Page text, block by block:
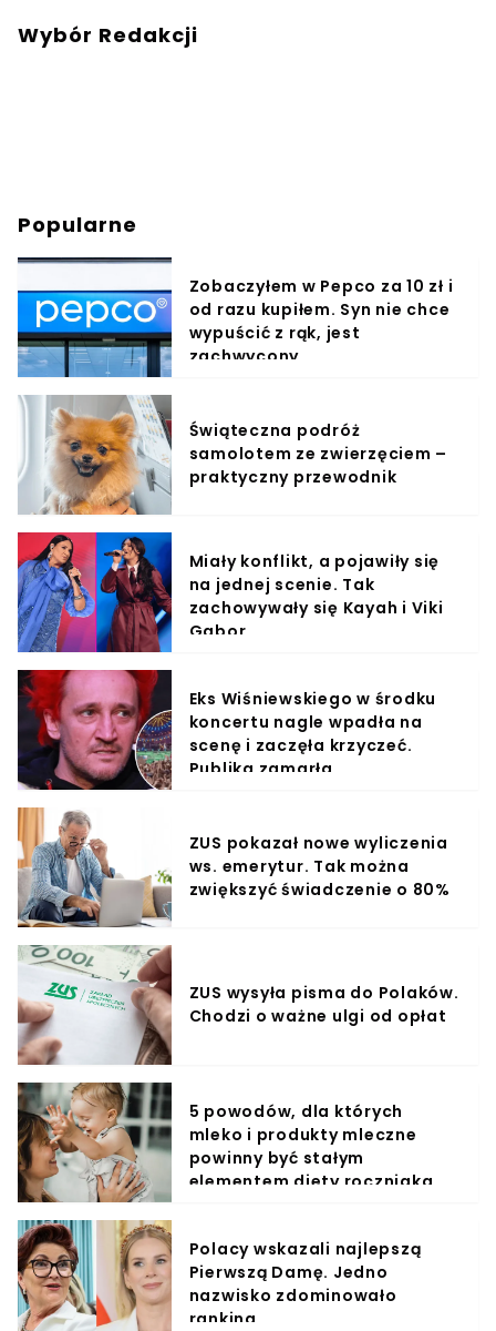
Wybór Redakcji
Popularne
Zobaczyłem w Pepco za 10 zł i
od razu kupiłem. Syn nie chce
wypuścić z rąk, jest
zachwycony
Świąteczna podróż
samolotem ze zwierzęciem –
praktyczny przewodnik
Miały konflikt, a pojawiły się
na jednej scenie. Tak
zachowywały się Kayah i Viki
Gabor
Eks Wiśniewskiego w środku
koncertu nagle wpadła na
scenę i zaczęła krzyczeć.
Publika zamarła
ZUS pokazał nowe wyliczenia
ws. emerytur. Tak można
zwiększyć świadczenie o 80%
ZUS wysyła pisma do Polaków.
Chodzi o ważne ulgi od opłat
5 powodów, dla których
mleko i produkty mleczne
powinny być stałym
elementem diety roczniaka
Polacy wskazali najlepszą
Pierwszą Damę. Jedno
nazwisko zdominowało
ranking